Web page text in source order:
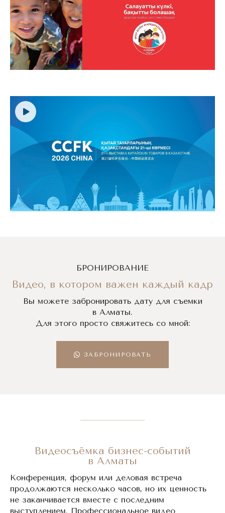
БРОНИРОВАНИЕ
Видео, в котором важен каждый кадр
Вы можете забронировать дату для съемки
в Алматы.
Для этого просто свяжитесь со мной:
ЗАБРОНИРОВАТЬ
Видеосъёмка бизнес-событий
в Алматы
Конференция, форум или деловая встреча
продолжаются несколько часов, но их ценность
не заканчивается вместе с последним
выступлением. Профессиональное видео